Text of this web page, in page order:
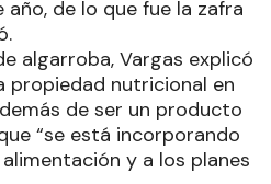
de lo que fue la zafra
algarroba, Vargas explicó
propiedad nutricional en
de ser un producto
“se está incorporando
y a los planes